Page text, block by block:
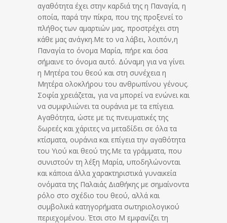
αγαθότητα έχει στην καρδιά της η Παναγία, η
οποία, παρά την πίκρα, που της προξενεί το
πλήθος των αμαρτιών μας, προστρέχει στη
κάθε μας ανάγκη.Με το να λάβει, λοιπόν,η
Παναγία το όνομα Μαρία, πήρε και όσα
σήμαινε το όνομα αυτό. Δύναμη για να γίνει
η Μητέρα του θεού και στη συνέχεια η
Μητέρα ολοκλήρου του ανθρωπίνου γένους.
Σοφία χρειάζεται, για να μπορεί να ενώνει και
να συμφιλιώνει τα ουράνια με τα επίγεια.
Αγαθότητα, ώστε με τις πνευματικές της
δωρεές και χάριτες να μεταδίδει σε όλα τα
κτίσματα, ουράνια και επίγεια την αγαθότητα
του Υιού και θεού της.Με τα γράμματα, που
συνιστούν τη λέξη Μαρία, υποδηλώνονται
και κάποια άλλα χαρακτηριστικά γυναικεία
ονόματα της Παλαιάς Διαθήκης με σημαίνοντα
ρόλο στο σχέδιο του θεού, αλλά και
συμβολικά κατηγορήματα σωτηριολογικού
περιεχομένου. Έτσι στο Μ εμφανίζει τη